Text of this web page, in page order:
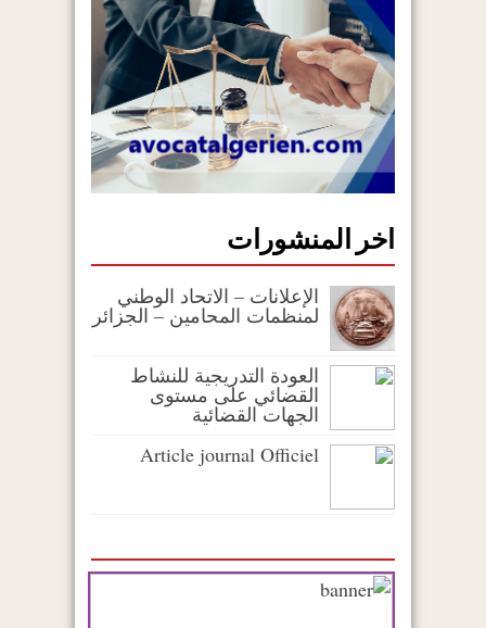
اخر المنشورات
الإعلانات – الاتحاد الوطني
لمنظمات المحامين – الجزائر
العودة التدريجية للنشاط
القضائي على مستوى
الجهات القضائية
Article journal Officiel